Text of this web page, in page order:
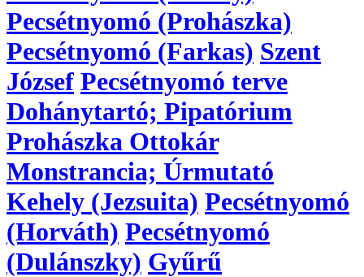
Pecsétnyomó (Prohászka)
Pecsétnyomó (Farkas) Szent
József Pecsétnyomó terve
Dohánytartó; Pipatórium
Prohászka Ottokár
Monstrancia; Úrmutató
Kehely (Jezsuita) Pecsétnyomó
(Horváth) Pecsétnyomó
(Dulánszky) Gyűrű